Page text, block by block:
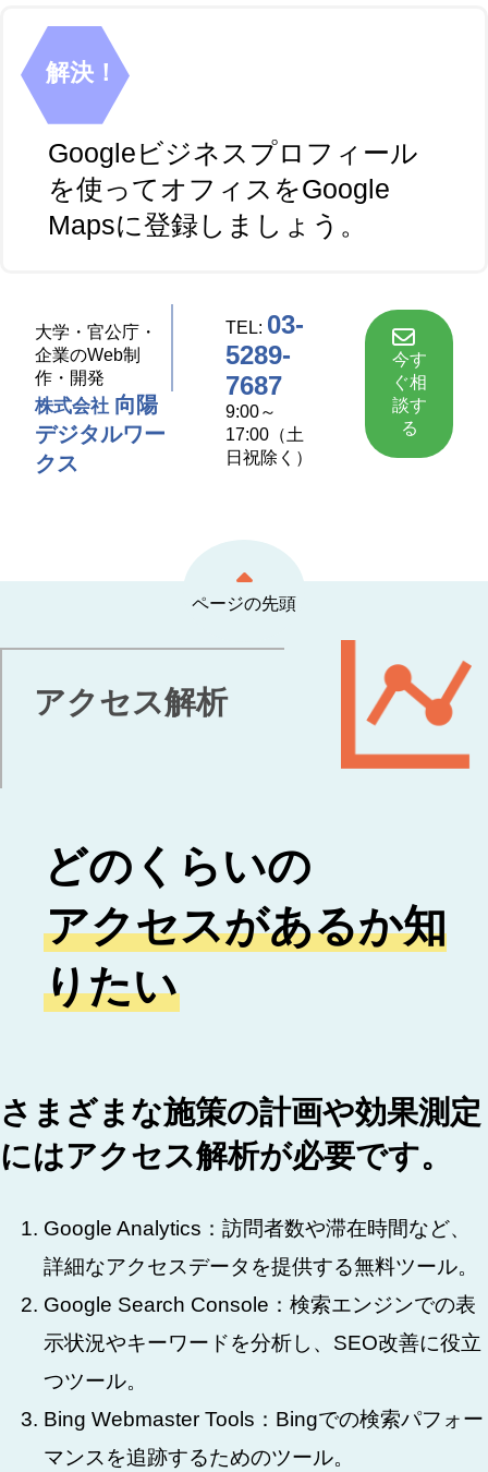
解決！
Googleビジネスプロフィール
を使ってオフィスをGoogle
Mapsに登録しましょう。
大学・官公庁・
企業のWeb制
作・開発
株式会社 向陽
デジタルワー
クス
TEL: 03-
5289-
7687
9:00～
17:00（土
日祝除く）
今す
ぐ相
談す
る
ページの先頭
アクセス解析
どのくらいの
アクセスがあるか知
りたい
さまざまな施策の計画や効果測定
にはアクセス解析が必要です。
Google Analytics：訪問者数や滞在時間など、
詳細なアクセスデータを提供する無料ツール。
Google Search Console：検索エンジンでの表
示状況やキーワードを分析し、SEO改善に役立
つツール。
Bing Webmaster Tools：Bingでの検索パフォー
マンスを追跡するためのツール。